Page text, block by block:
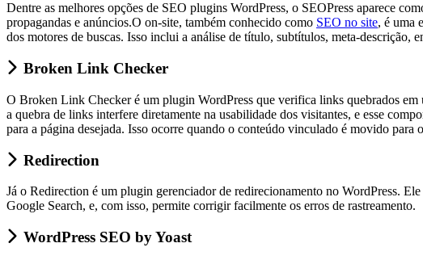
Dentre as melhores opções de SEO plugins WordPress, o SEOPress aparece
propagandas e anúncios.O on-site, também conhecido como SEO no site, é uma
dos motores de buscas. Isso inclui a análise de título, subtítulos, meta-descrição,
Broken Link Checker
O Broken Link Checker é um plugin WordPress que verifica links quebrados em
a quebra de links interfere diretamente na usabilidade dos visitantes, e esse
para a página desejada. Isso ocorre quando o conteúdo vinculado é movido para
Redirection
Já o Redirection é um plugin gerenciador de redirecionamento no WordPress.
Google Search, e, com isso, permite corrigir facilmente os erros de rastreamento.
WordPress SEO by Yoast